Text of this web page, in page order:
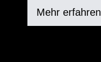
Mehr erfahren